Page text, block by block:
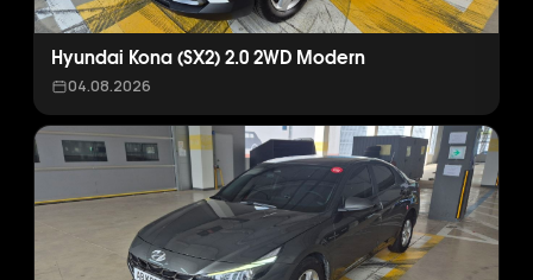
Hyundai Kona (SX2) 2.0 2WD Modern
04.08.2026